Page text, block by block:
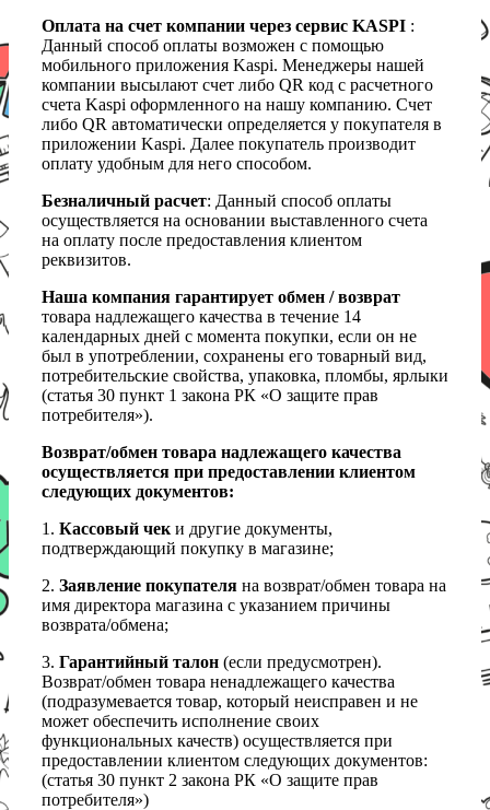
Оплата на счет компании через сервис KASPI :
Данный способ оплаты возможен с помощью
мобильного приложения Kaspi. Менеджеры нашей
компании высылают счет либо QR код с расчетного
счета Kaspi оформленного на нашу компанию. Счет
либо QR автоматически определяется у покупателя в
приложении Kaspi. Далее покупатель производит
оплату удобным для него способом.
Безналичный расчет: Данный способ оплаты
осуществляется на основании выставленного счета
на оплату после предоставления клиентом
реквизитов.
Наша компания гарантирует обмен / возврат
товара надлежащего качества в течение 14
календарных дней с момента покупки, если он не
был в употреблении, сохранены его товарный вид,
потребительские свойства, упаковка, пломбы, ярлыки
(статья 30 пункт 1 закона РК «О защите прав
потребителя»).
Возврат/обмен товара надлежащего качества
осуществляется при предоставлении клиентом
следующих документов:
1. Кассовый чек и другие документы,
подтверждающий покупку в магазине;
2. Заявление покупателя на возврат/обмен товара на
имя директора магазина с указанием причины
возврата/обмена;
3. Гарантийный талон (если предусмотрен).
Возврат/обмен товара ненадлежащего качества
(подразумевается товар, который неисправен и не
может обеспечить исполнение своих
функциональных качеств) осуществляется при
предоставлении клиентом следующих документов:
(статья 30 пункт 2 закона РК «О защите прав
потребителя»)